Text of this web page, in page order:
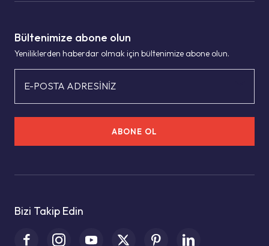
Bültenimize abone olun
Yeniliklerden haberdar olmak için bültenimize abone olun.
E-POSTA ADRESİNİZ
ABONE OL
Bizi Takip Edin